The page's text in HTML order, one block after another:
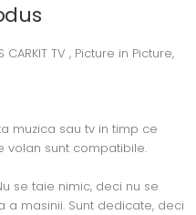
CARKIT TV , Picture in Picture,
muzica sau tv in timp ce
volan sunt compatibile.
se taie nimic, deci nu se
masinii. Sunt dedicate, deci